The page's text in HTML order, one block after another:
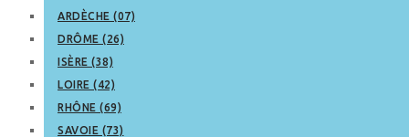
ARDÈCHE (07)
DRÔME (26)
ISÈRE (38)
LOIRE (42)
RHÔNE (69)
SAVOIE (73)